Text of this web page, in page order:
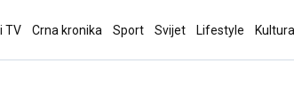
TV Crna kronika Sport Svijet Lifestyle Kultura